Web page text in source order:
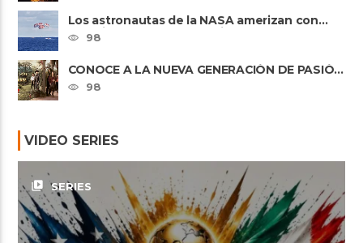
Los astronautas de la NASA amerizan con
seguridad después del primer ......
98
CONOCE A LA NUEVA GENERACIÓN DE PASIÓN
DE GAVILANES II
98
VIDEO SERIES
video_library SERIES